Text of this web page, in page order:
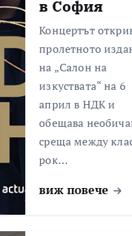
в София
Концертът
пролетното
на „Салон на
изкуствата“ на 6
април в НДК и
обещава
среща между
рок…
виж повече